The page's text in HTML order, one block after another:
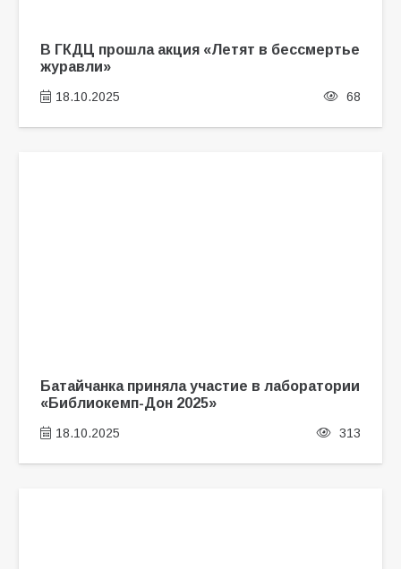
В ГКДЦ прошла акция «Летят в бессмертье
журавли»
18.10.2025 68
Батайчанка приняла участие в лаборатории
«Библиокемп-Дон 2025»
18.10.2025 313